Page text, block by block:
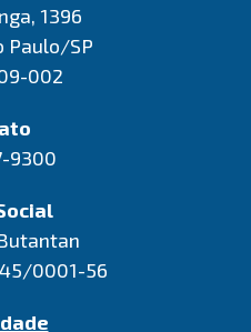
1396
Paulo/SP
002
9300
0001-56